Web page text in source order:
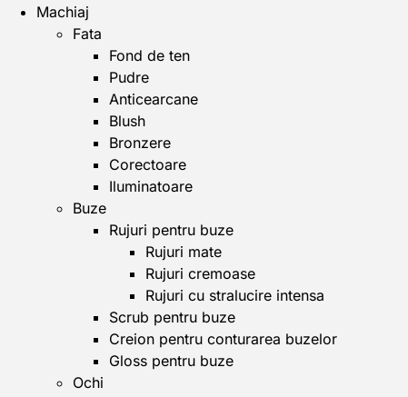
Machiaj
Fata
Fond de ten
Pudre
Anticearcane
Blush
Bronzere
Corectoare
Iluminatoare
Buze
Rujuri pentru buze
Rujuri mate
Rujuri cremoase
Rujuri cu stralucire intensa
Scrub pentru buze
Creion pentru conturarea buzelor
Gloss pentru buze
Ochi